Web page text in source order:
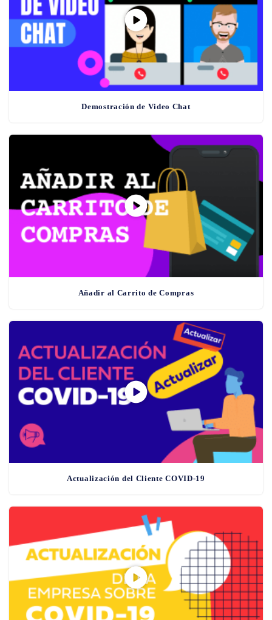
Demostración de Video Chat
Añadir al Carrito de Compras
Actualización del Cliente COVID-19